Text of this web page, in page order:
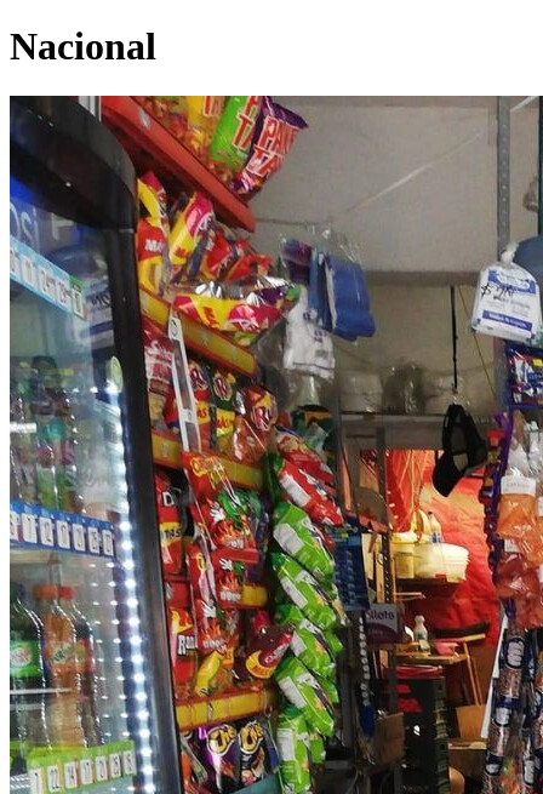
Nacional